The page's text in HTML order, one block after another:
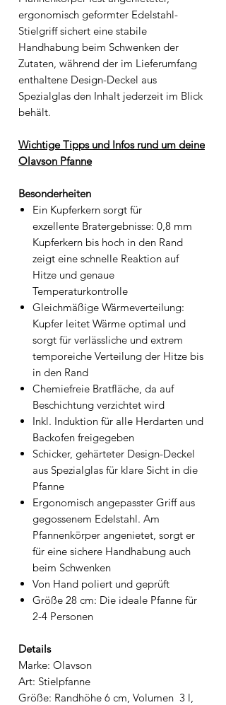
ergonomisch geformter Edelstahl-
Stielgriff sichert eine stabile
Handhabung beim Schwenken der
Zutaten, während der im Lieferumfang
enthaltene Design-Deckel aus
Spezialglas den Inhalt jederzeit im Blick
behält.
Wichtige Tipps und Infos rund um deine
Olavson Pfanne
Besonderheiten
Ein Kupferkern sorgt für
exzellente Bratergebnisse: 0,8 mm
Kupferkern bis hoch in den Rand
zeigt eine schnelle Reaktion auf
Hitze und genaue
Temperaturkontrolle
Gleichmäßige Wärmeverteilung:
Kupfer leitet Wärme optimal und
sorgt für verlässliche und extrem
temporeiche Verteilung der Hitze bis
in den Rand
Chemiefreie Bratfläche, da auf
Beschichtung verzichtet wird
Inkl. Induktion für alle Herdarten und
Backofen freigegeben
Schicker, gehärteter Design-Deckel
aus Spezialglas für klare Sicht in die
Pfanne
Ergonomisch angepasster Griff aus
gegossenem Edelstahl. Am
Pfannenkörper angenietet, sorgt er
für eine sichere Handhabung auch
beim Schwenken
Von Hand poliert und geprüft
Größe 28 cm: Die ideale Pfanne für
2-4 Personen
Details
Marke: Olavson
Art: Stielpfanne
Größe: Randhöhe 6 cm, Volumen 3 l,